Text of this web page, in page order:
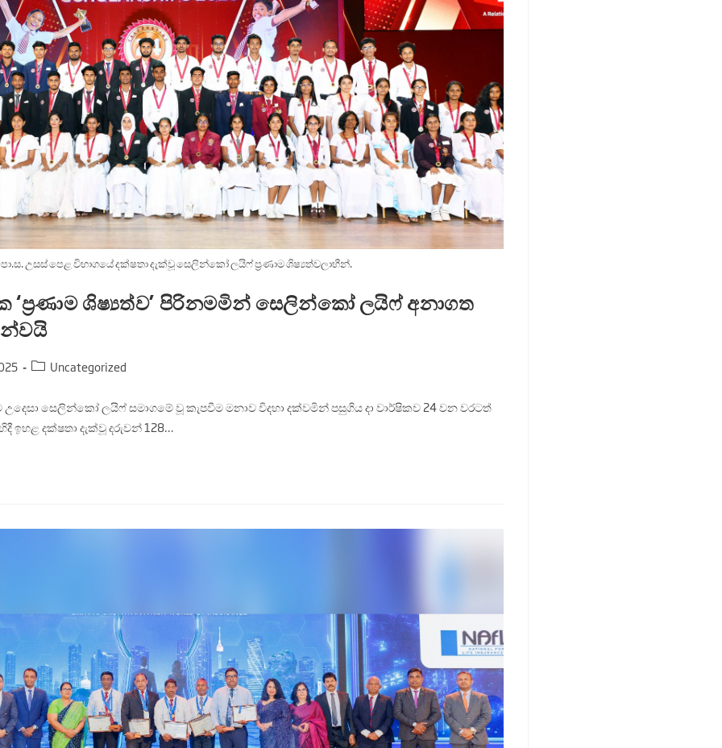
උසස් පෙළ විභාගයේ දක්ෂතා දැක්වූ සෙලින්කෝ ලයිෆ් ප්‍රණාම ශිෂ්‍යත්වලාභීන්.
ශිෂ්‍යත්ව’ පිරිනමමින් සෙලින්කෝ ලයිෆ් අනාගත
Uncategorized
සෙලින්කෝ ලයිෆ් සමාගමේ වූ කැපවීම මනාව විදහා දක්වමින් පසුගිය දා වාර්ෂිකව 24 වන වරටත්
ඉහළ දක්ෂතා දැක්වූ දරුවන් 128…